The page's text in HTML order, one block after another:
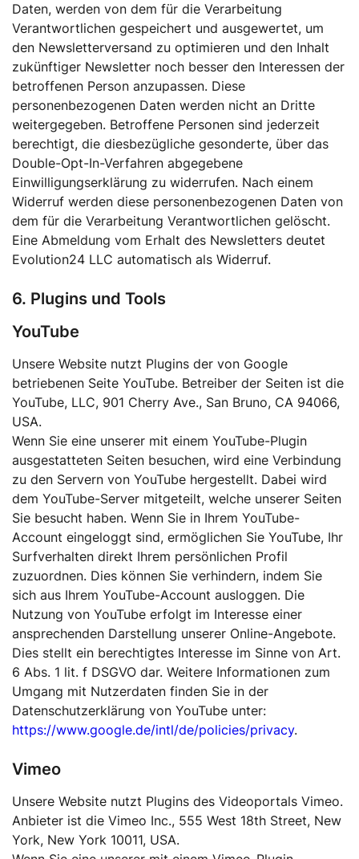
Daten, werden von dem für die Verarbeitung
Verantwortlichen gespeichert und ausgewertet, um
den Newsletterversand zu optimieren und den Inhalt
zukünftiger Newsletter noch besser den Interessen der
betroffenen Person anzupassen. Diese
personenbezogenen Daten werden nicht an Dritte
weitergegeben. Betroffene Personen sind jederzeit
berechtigt, die diesbezügliche gesonderte, über das
Double-Opt-In-Verfahren abgegebene
Einwilligungserklärung zu widerrufen. Nach einem
Widerruf werden diese personenbezogenen Daten von
dem für die Verarbeitung Verantwortlichen gelöscht.
Eine Abmeldung vom Erhalt des Newsletters deutet
Evolution24 LLC automatisch als Widerruf.
6. Plugins und Tools
YouTube
Unsere Website nutzt Plugins der von Google
betriebenen Seite YouTube. Betreiber der Seiten ist die
YouTube, LLC, 901 Cherry Ave., San Bruno, CA 94066,
USA.
Wenn Sie eine unserer mit einem YouTube-Plugin
ausgestatteten Seiten besuchen, wird eine Verbindung
zu den Servern von YouTube hergestellt. Dabei wird
dem YouTube-Server mitgeteilt, welche unserer Seiten
Sie besucht haben. Wenn Sie in Ihrem YouTube-
Account eingeloggt sind, ermöglichen Sie YouTube, Ihr
Surfverhalten direkt Ihrem persönlichen Profil
zuzuordnen. Dies können Sie verhindern, indem Sie
sich aus Ihrem YouTube-Account ausloggen. Die
Nutzung von YouTube erfolgt im Interesse einer
ansprechenden Darstellung unserer Online-Angebote.
Dies stellt ein berechtigtes Interesse im Sinne von Art.
6 Abs. 1 lit. f DSGVO dar. Weitere Informationen zum
Umgang mit Nutzerdaten finden Sie in der
Datenschutzerklärung von YouTube unter:
https://www.google.de/intl/de/policies/privacy.
Vimeo
Unsere Website nutzt Plugins des Videoportals Vimeo.
Anbieter ist die Vimeo Inc., 555 West 18th Street, New
York, New York 10011, USA.